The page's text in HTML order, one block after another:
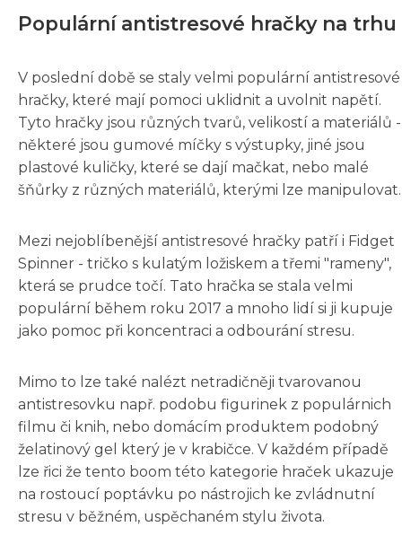
Populární antistresové hračky na trhu
V poslední době se staly velmi populární antistresové
hračky, které mají pomoci uklidnit a uvolnit napětí.
Tyto hračky jsou různých tvarů, velikostí a materiálů -
některé jsou gumové míčky s výstupky, jiné jsou
plastové kuličky, které se dají mačkat, nebo malé
šňůrky z různých materiálů, kterými lze manipulovat.
Mezi nejoblíbenější antistresové hračky patří i Fidget
Spinner - tričko s kulatým ložiskem a třemi "rameny",
která se prudce točí. Tato hračka se stala velmi
populární během roku 2017 a mnoho lidí si ji kupuje
jako pomoc při koncentraci a odbourání stresu.
Mimo to lze také nalézt netradičněji tvarovanou
antistresovku např. podobu figurinek z populárnich
filmu či knih, nebo domácím produktem podobný
želatinový gel který je v krabičce. V každém případě
lze řici že tento boom této kategorie hraček ukazuje
na rostoucí poptávku po nástrojich ke zvládnutní
stresu v běžném, uspěchaném stylu života.